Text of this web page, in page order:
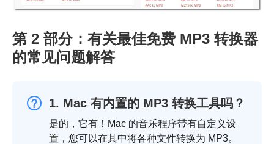
第 2 部分：有关最佳免费 MP3 转换器
的常见问题解答
1. Mac 有内置的 MP3 转换工具吗？
是的，它有！Mac 的音乐程序带有自定义设
置，您可以在其中将各种文件转换为 MP3。